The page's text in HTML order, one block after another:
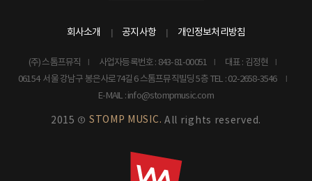
회사소개 공지사항 개인정보처리방침
(주) 스톰프뮤직 사업자등록번호 : 843-81-00051
대표 : 김정현
06154 서울 강남구 봉은사로74길 6 스톰프뮤직빌딩 5층 TEL : 02-2658-3546
E-MAIL : info@stompmusic.com
2015 © STOMP MUSIC. All rights reserved.